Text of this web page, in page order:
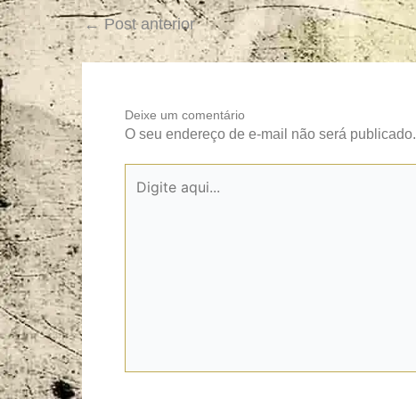
←Post anterior
Deixe um comentário
O seu endereço de e-mail não será publicado.
aqui...